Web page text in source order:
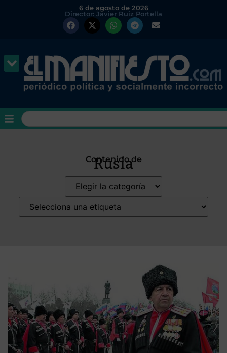
6 de agosto de 2026
Director: Javier Ruiz Portella
Contenido de
Rusia